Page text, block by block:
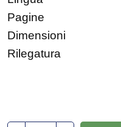
Pagine
Dimensioni
Rilegatura